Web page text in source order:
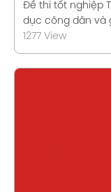
Đề thi tốt nghiệp
dục công dân và
1277 View